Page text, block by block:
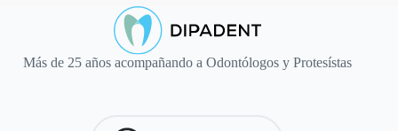
Más de 25 años acompañando a Odontólogos y Protesístas